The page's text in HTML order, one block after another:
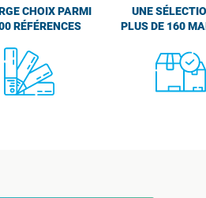
CHOIX PARMI
RÉFÉRENCES
UNE
PLUS DE 160